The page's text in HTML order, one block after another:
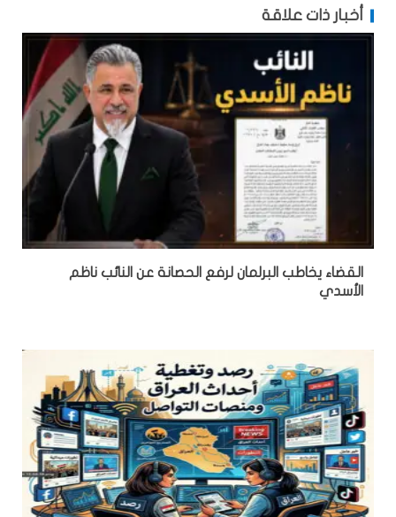
أخبار ذات علاقة
القضاء يخاطب البرلمان لرفع الحصانة عن النائب ناظم
الأسدي